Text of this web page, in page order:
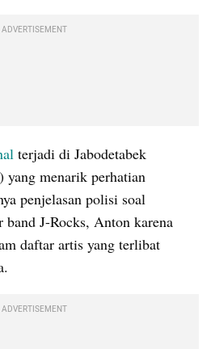
ADVERTISEMENT
terjadi di Jabodetabek
yang menarik perhatian
penjelasan polisi soal
band J-Rocks, Anton karena
daftar artis yang terlibat
ADVERTISEMENT